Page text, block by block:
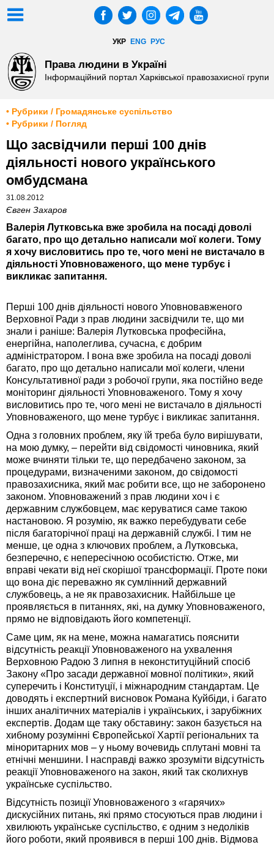
УКР ENG РУС
Права людини в Україні
Інформаційний портал Харківської правозахисної групи
• Рубрики / Громадянське суспільство
• Рубрики / Погляд
Що засвідчили перші 100 днів
діяльності нового українського
омбудсмана
31.08.2012
Євген Захаров
Валерія Лутковська вже зробила на посаді доволі
багато, про що детально написали мої колеги. Тому
я хочу висловитись про те, чого мені не вистачало в
діяльності Уповноваженого, що мене турбує і
викликає запитання.
Перші 100 днів діяльності нового Уповновавженого
Верховної Ради з прав людини засвідчили те, що ми
знали і раніше: Валерія Лутковська професійна,
енергійна, наполеглива, сучасна, є добрим
адміністратором. І вона вже зробила на посаді доволі
багато, про що детально написали мої колеги, члени
Консультативної ради з робочої групи, яка постійно веде
моніторинг діяльності Уповноваженого. Тому я хочу
висловитись про те, чого мені не вистачало в діяльності
Уповноваженого, що мене турбує і викликає запитання.
Одна з головних проблем, яку їй треба було вирішувати,
на мою думку, – перейти від свідомості чиновника, який
може вчиняти тільки те, що передбачено законом, за
процедурами, визначеними законом, до свідомості
правозахисника, який має робити все, що не заборонено
законом. Уповноважений з прав людини хоч і є
державним службовцем, має керуватися саме такою
настановою. Я розумію, як важко перебудувати себе
після багаторічної праці на державній службі. І тим не
менше, це одна з ключових проблем, а Лутковська,
безперечно, є непересічною особистістю. Отже, ми
вправі чекати від неї скорішої трансформації. Проте поки
що вона діє переважно як сумлінний державний
службовець, а не як правозахисник. Найбільше це
проявляється в питаннях, які, на думку Уповноваженого,
прямо не відповідають його компетенції.
Саме цим, як на мене, можна намагатись пояснити
відсутність реакції Уповноваженого на ухвалення
Верховною Радою 3 липня в неконституційний спосіб
Закону «Про засади державної мовної політики», який
суперечить і Конституції, і міжнародним стандартам. Це
доводять і експертний висновок Романа Куйбіди, і багато
інших аналітичних матеріалів і українських, і зарубіжних
експертів. Додам ще таку обставину: закон базується на
хибному розумінні Європейської Хартії регіональних та
міноритарних мов – у ньому вочевидь сплутані мовні та
етнічні меншини. І насправді важко зрозуміти відсутність
реакції Уповноваженого на закон, який так сколихнув
українське суспільство.
Відсутність позиції Уповноваженого з «гарячих»
дискусійних питань, які прямо стосуються прав людини і
хвилюють українське суспільство, є одним з недоліків
його роботи, який проявився в перші 100 днів. Відмова